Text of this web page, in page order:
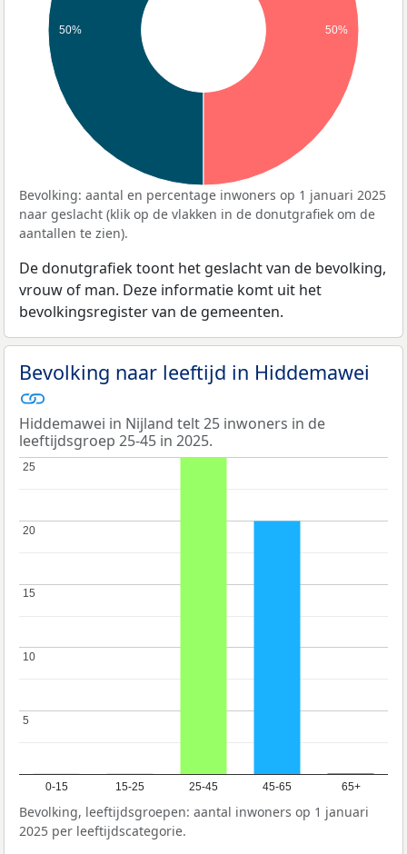
50% 50%
Bevolking: aantal en percentage inwoners op 1 januari 2025
naar geslacht (klik op de vlakken in de donutgrafiek om de
aantallen te zien).
De donutgrafiek toont het geslacht van de bevolking,
vrouw of man. Deze informatie komt uit het
bevolkingsregister van de gemeenten.
Bevolking naar leeftijd in Hiddemawei
Hiddemawei in Nijland telt 25 inwoners in de
leeftijdsgroep 25-45 in 2025.
0-15 15-25 25-45 45-65 65+
5
5
10
10
15
15
20
20
25
25
Bevolking, leeftijdsgroepen: aantal inwoners op 1 januari
2025 per leeftijdscategorie.